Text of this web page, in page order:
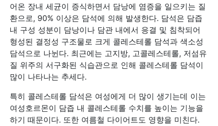
어온 장내 세균이 증식하면서 담낭에 염증을 일으키는 질
환으로, 90% 이상은 담석에 의해 발생한다. 담석은 담즙
내 구성 성분이 담낭이나 담관 내에서 응결 및 침착되어
형성된 결정성 구조물로 크게 콜레스테롤 담석과 색소성
담석으로 나뉜다. 최근에는 고지방, 고콜레스테롤, 저섬유
질 위주의 서구화된 식습관으로 인해 콜레스테롤 담석이
많이 나타나는 추세다.
특히 콜레스테롤 담석은 여성에게 더 많이 생기는데 이는
여성호르몬이 담즙 내 콜레스테롤 수치를 높이는 기능을
하기 때문이다. 또한 여름철 다이어트도 영향을 미친다.